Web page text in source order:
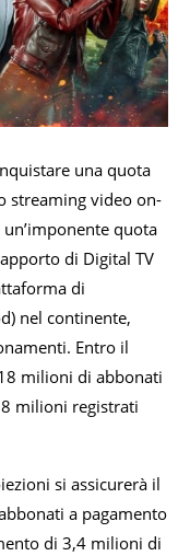
una quota
streaming video on-
quota
di Digital TV
di
nel continente,
Entro il
milioni di abbonati
milioni registrati
si assicurerà il
a pagamento
di 3,4 milioni di